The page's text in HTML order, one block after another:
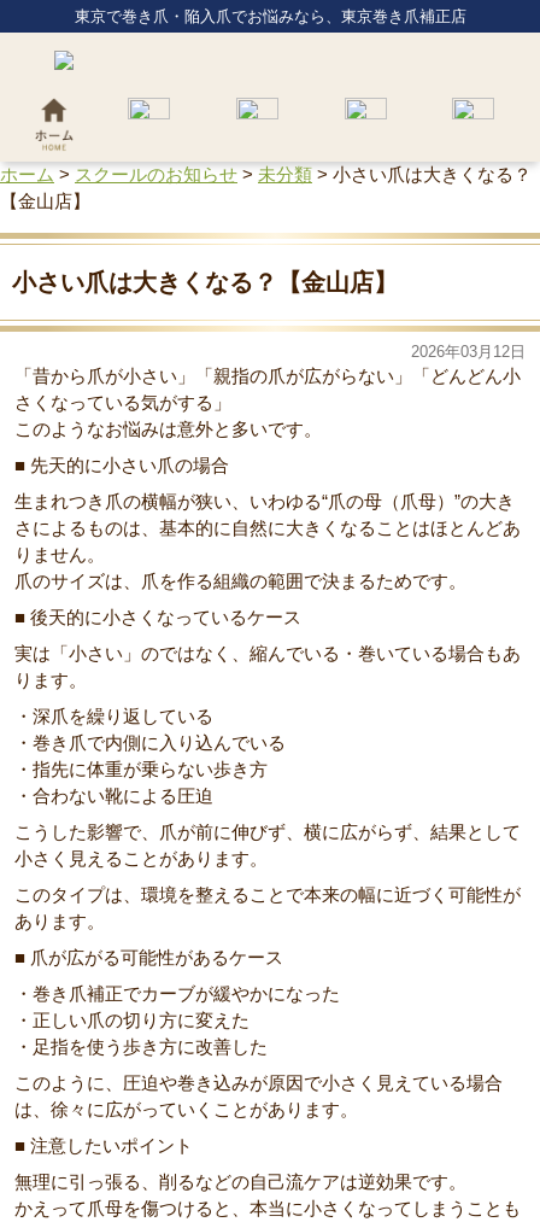
東京で巻き爪・陥入爪でお悩みなら、東京巻き爪補正店
ホーム > スクールのお知らせ > 未分類 > 小さい爪は大きくなる？
【金山店】
小さい爪は大きくなる？【金山店】
2026年03月12日
「昔から爪が小さい」「親指の爪が広がらない」「どんどん小
さくなっている気がする」
このようなお悩みは意外と多いです。
■ 先天的に小さい爪の場合
生まれつき爪の横幅が狭い、いわゆる“爪の母（爪母）”の大き
さによるものは、基本的に自然に大きくなることはほとんどあ
りません。
爪のサイズは、爪を作る組織の範囲で決まるためです。
■ 後天的に小さくなっているケース
実は「小さい」のではなく、縮んでいる・巻いている場合もあ
ります。
・深爪を繰り返している
・巻き爪で内側に入り込んでいる
・指先に体重が乗らない歩き方
・合わない靴による圧迫
こうした影響で、爪が前に伸びず、横に広がらず、結果として
小さく見えることがあります。
このタイプは、環境を整えることで本来の幅に近づく可能性が
あります。
■ 爪が広がる可能性があるケース
・巻き爪補正でカーブが緩やかになった
・正しい爪の切り方に変えた
・足指を使う歩き方に改善した
このように、圧迫や巻き込みが原因で小さく見えている場合
は、徐々に広がっていくことがあります。
■ 注意したいポイント
無理に引っ張る、削るなどの自己流ケアは逆効果です。
かえって爪母を傷つけると、本当に小さくなってしまうことも